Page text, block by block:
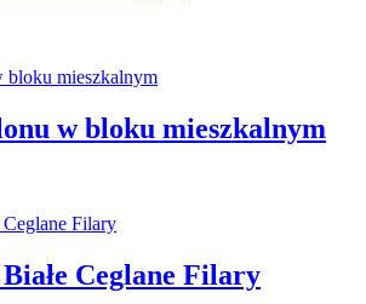
w bloku mieszkalnym
Ceglane Filary